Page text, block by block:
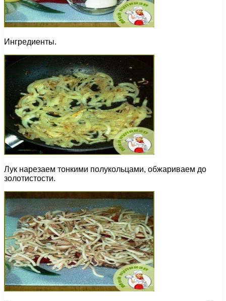
Ингредиенты.
Лук нарезаем тонкими полукольцами, обжариваем до
золотистости.